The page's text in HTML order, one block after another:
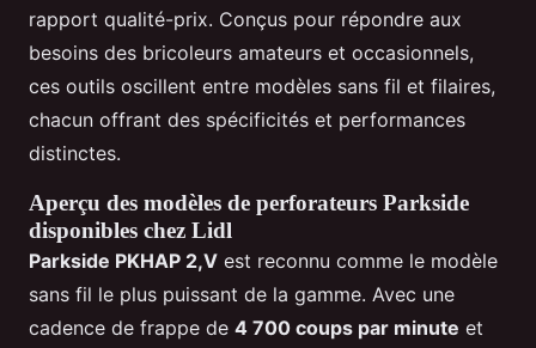
rapport qualité-prix. Conçus pour répondre aux
besoins des bricoleurs amateurs et occasionnels,
ces outils oscillent entre modèles sans fil et filaires,
chacun offrant des spécificités et performances
distinctes.
Aperçu des modèles de perforateurs Parkside
disponibles chez Lidl
Parkside PKHAP 2,V est reconnu comme le modèle
sans fil le plus puissant de la gamme. Avec une
cadence de frappe de 4 700 coups par minute et